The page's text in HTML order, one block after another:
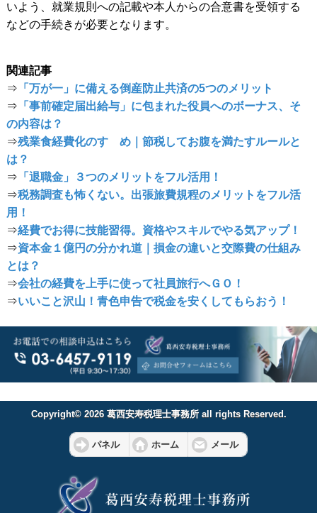
いよう、就業規則への記載や本人からの合意書を受領する
などの手続きが必要となります。
関連記事
⇒ 「万が一」に備える倒産防止共済の5つのメリット
⇒ 「事前確定届出給与」に包まれた役員へのボーナス、そ
の内容は？
⇒残業食経費化のすゝめ｜節税してお腹を満たすルールと
は？
⇒ 「退職金」３つのメリットをフル活用！
⇒税務調査も怖くない。出張旅費規程のメリットをフル活
用！
⇒経費でお得に技能習得。資格やスキルでやる気アップ！
⇒資本金１億円の分かれ道｜損金の違いと交際費の仕組み
とは？
⇒会社の経費を上手に使って社員旅行へＧＯ！
⇒いいこと沢山！青色申告で税金を安くしてもらおう！
Copyright© 2026 葛西安寿税理士事務所 all rights Reserved.
パネル ホーム メール